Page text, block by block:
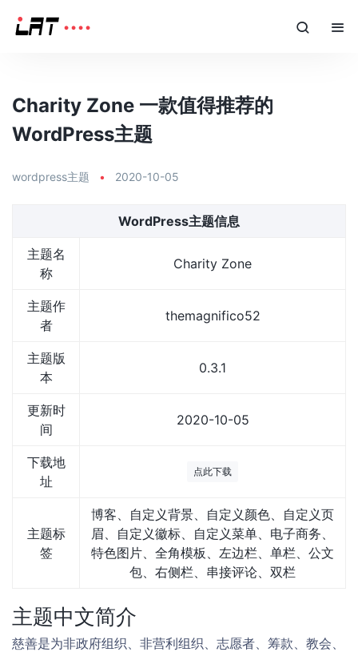
Charity Zone 一款值得推荐的
WordPress主题
wordpress主题 • 2020-10-05
WordPress主题信息
主题名
称
Charity Zone
主题作
者
themagnifico52
主题版
本
0.3.1
更新时
间
2020-10-05
下载地
址
点此下载
主题标
签
博客、自定义背景、自定义颜色、自定义页
眉、自定义徽标、自定义菜单、电子商务、
特色图片、全角模板、左边栏、单栏、公文
包、右侧栏、串接评论、双栏
主题中文简介
慈善是为非政府组织、非营利组织、志愿者、筹款、教会、